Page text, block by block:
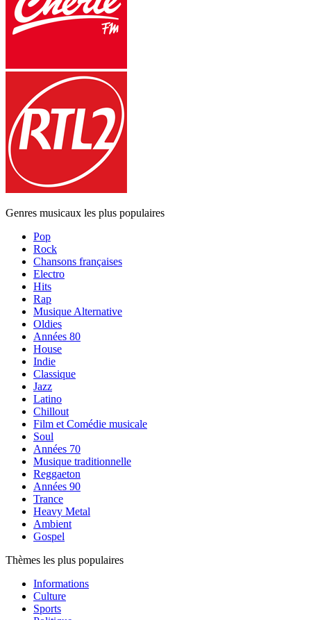
Genres musicaux les plus populaires
Pop
Rock
Chansons françaises
Electro
Hits
Rap
Musique Alternative
Oldies
Années 80
House
Indie
Classique
Jazz
Latino
Chillout
Film et Comédie musicale
Soul
Années 70
Musique traditionnelle
Reggaeton
Années 90
Trance
Heavy Metal
Ambient
Gospel
Thèmes les plus populaires
Informations
Culture
Sports